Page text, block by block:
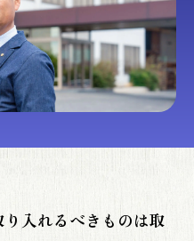
り入れるべきものは取